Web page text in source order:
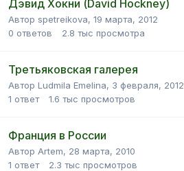
Дэвид Хокни (David Hockney)
Автор spetreikova, 19 марта, 2012
0 ответов 2.8 тыс просмотра
Третьяковская галерея
Автор Ludmila Emelina, 3 февраля, 2012
1 ответ 1.6 тыс просмотров
Франция в России
Автор Artem, 28 марта, 2010
1 ответ 2.3 тыс просмотров